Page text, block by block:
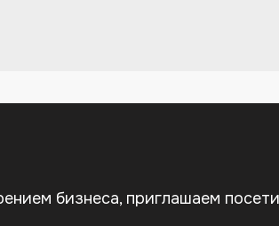
бизнеса, приглашаем